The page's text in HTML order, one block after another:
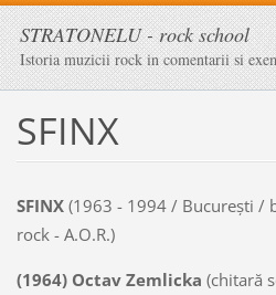
STRATONELU - rock school
Istoria muzicii rock in comentarii si
SFINX
SFINX (1963 - 1994 / Bucureşti /
rock - A.O.R.)
(1964) Octav Zemlicka (chitară